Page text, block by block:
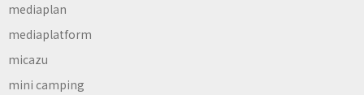
mediaplan
mediaplatform
micazu
mini camping